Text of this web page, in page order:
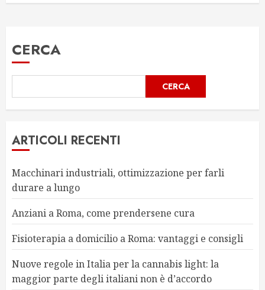
CERCA
CERCA
ARTICOLI RECENTI
Macchinari industriali, ottimizzazione per farli
durare a lungo
Anziani a Roma, come prendersene cura
Fisioterapia a domicilio a Roma: vantaggi e consigli
Nuove regole in Italia per la cannabis light: la
maggior parte degli italiani non è d’accordo